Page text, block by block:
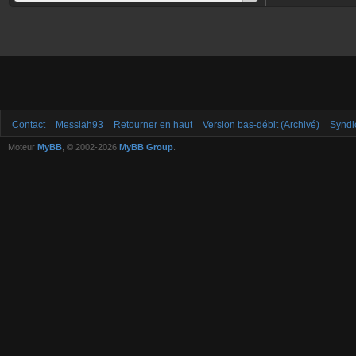
Contact Messiah93 Retourner en haut Version bas-débit (Archivé)
Moteur MyBB , © 2002-2026 MyBB Group